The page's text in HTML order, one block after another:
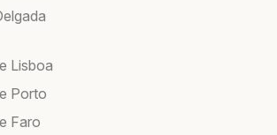
Lisboa
Porto
Faro